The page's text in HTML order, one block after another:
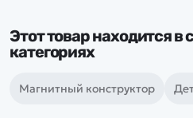
Этот товар находится
категориях
Магнитный конструктор